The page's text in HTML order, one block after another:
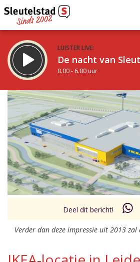
LUISTER LIVE:
De nacht van
0.00 - 6.00 uur
STRAKS:
De ochtend van Sleutelstad
6.00 - 12.00 uur
Vorig uur
uur 1 van 0
Inklappen
Deel dit bericht!
Verder dan deze impressie uit 2013 zal